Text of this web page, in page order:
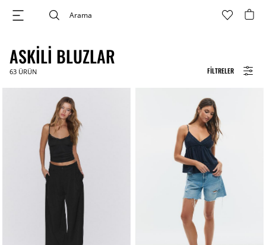
FILTRELER
ASKILI BLUZLAR
63 ÜRÜN